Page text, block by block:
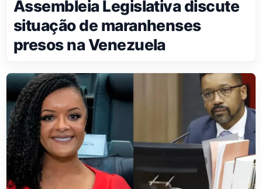
Assembleia Legislativa discute
situação de maranhenses
presos na Venezuela